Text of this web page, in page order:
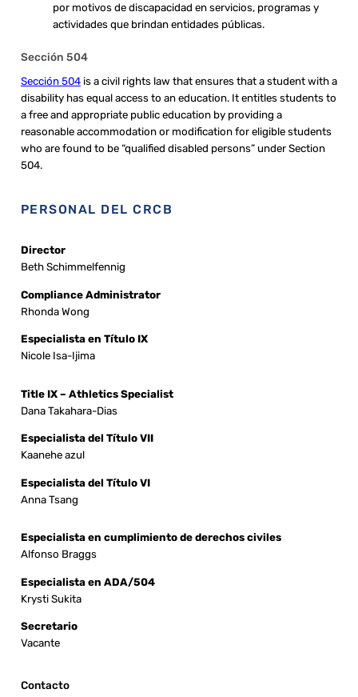
por motivos de discapacidad en servicios, programas y
actividades que brindan entidades públicas.
Sección 504
Sección 504is a civil rights law that ensures that a student with a
disability has equal access to an education. It entitles students to
a free and appropriate public education by providing a
reasonable accommodation or modification for eligible students
who are found to be “qualified disabled persons” under Section
504.
PERSONAL DEL CRCB
Director
Beth Schimmelfennig
Compliance Administrator
Rhonda Wong
Especialista en Título IX
Nicole Isa-Ijima
Title IX – Athletics Specialist
Dana Takahara-Dias
Especialista del Título VII
Kaanehe azul
Especialista del Título VI
Anna Tsang
Especialista en cumplimiento de derechos civiles
Alfonso Braggs
Especialista en ADA/504
Krysti Sukita
Secretario
Vacante
Contacto